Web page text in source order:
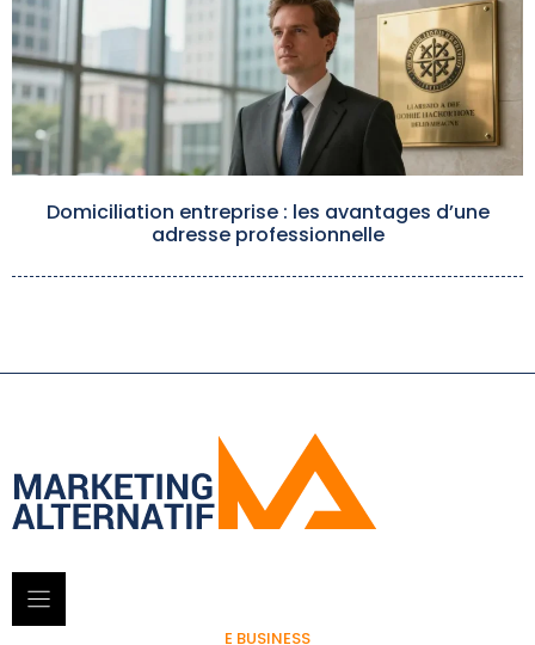
Domiciliation entreprise : les avantages d’une
adresse professionnelle
E BUSINESS